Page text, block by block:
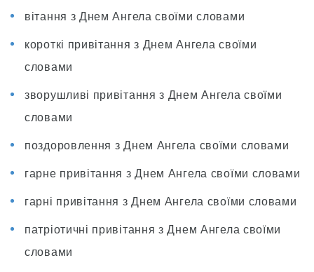
вітання з Днем Ангела своїми словами
короткі привітання з Днем Ангела своїми
словами
зворушливі привітання з Днем Ангела своїми
словами
поздоровлення з Днем Ангела своїми словами
гарне привітання з Днем Ангела своїми словами
гарні привітання з Днем Ангела своїми словами
патріотичні привітання з Днем Ангела своїми
словами